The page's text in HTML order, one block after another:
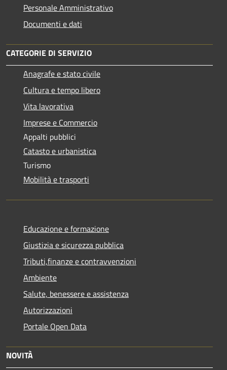
Personale Amministrativo
Documenti e dati
CATEGORIE DI SERVIZIO
Anagrafe e stato civile
Cultura e tempo libero
Vita lavorativa
Imprese e Commercio
Appalti pubblici
Catasto e urbanistica
Turismo
Mobilità e trasporti
Educazione e formazione
Giustizia e sicurezza pubblica
Tributi,finanze e contravvenzioni
Ambiente
Salute, benessere e assistenza
Autorizzazioni
Portale Open Data
NOVITÀ